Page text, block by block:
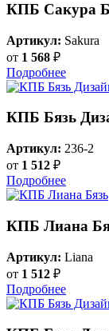
КПБ Сакура
Артикул: Sakura
от 1 568 ₽
Подробнее
КПБ Бязь
Артикул: 236-2
от 1 512 ₽
Подробнее
КПБ Лиана
Артикул: Liana
от 1 512 ₽
Подробнее